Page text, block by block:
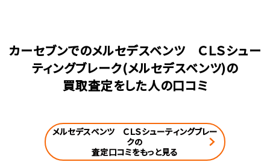
カーセブンでのメルセデスベンツ ＣＬＳシュー
ティングブレーク(メルセデスベンツ)の
買取査定をした人の口コミ
メルセデスベンツ ＣＬＳシューティングブレー
クの
査定口コミをもっと見る